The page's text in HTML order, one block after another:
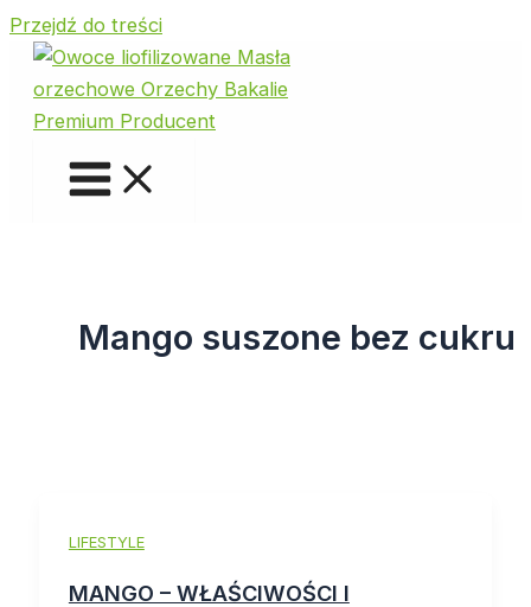
Przejdź do treści
Mango suszone bez cukru
LIFESTYLE
MANGO – WŁAŚCIWOŚCI I